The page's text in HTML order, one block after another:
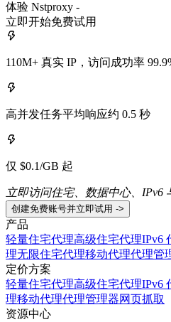
体验 Nstproxy -
立即开始免费试用
110M+ 真实 IP，访问成功率
高并发任务平均响应约 0.5 秒
仅 $0.1/GB 起
立即访问住宅、数据中心、IPv6
创建免费账号并立即试用 ->
产品
轻量住宅代理高级住宅代理IPv6
理无限住宅代理移动代理代理管
定价方案
轻量住宅代理高级住宅代理IPv6
理移动代理代理管理器网页抓取
资源中心